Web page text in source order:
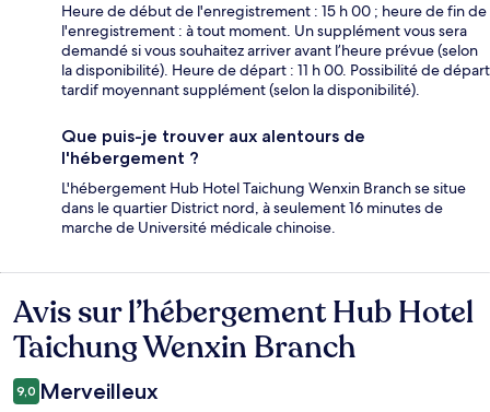
Heure de début de l'enregistrement : 15 h 00 ; heure de fin de
l'enregistrement : à tout moment. Un supplément vous sera
demandé si vous souhaitez arriver avant l’heure prévue (selon
la disponibilité). Heure de départ : 11 h 00. Possibilité de départ
tardif moyennant supplément (selon la disponibilité).
Que puis-je trouver aux alentours de
l'hébergement ?
L'hébergement Hub Hotel Taichung Wenxin Branch se situe
dans le quartier District nord, à seulement 16 minutes de
marche de Université médicale chinoise.
Avis
Avis sur l’hébergement Hub Hotel
Taichung Wenxin Branch
9,0 Merveilleux